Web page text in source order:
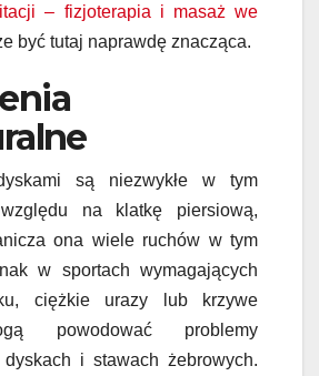
– fizjoterapia i masaż we
być tutaj naprawdę znacząca.
są niezwykłe w tym
na klatkę piersiową,
ona wiele ruchów w tym
w sportach wymagających
ciężkie urazy lub krzywe
powodować problemy
i stawach żebrowych.